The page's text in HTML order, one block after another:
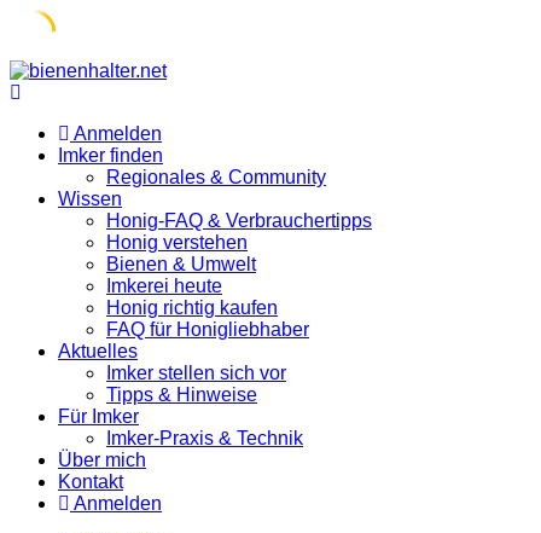
Skip
to
Anmelden
Imker finden
Regionales & Community
Wissen
Honig-FAQ & Verbrauchertipps
Honig verstehen
Bienen & Umwelt
Imkerei heute
Honig richtig kaufen
FAQ für Honigliebhaber
Aktuelles
Imker stellen sich vor
Tipps & Hinweise
Für Imker
Imker-Praxis & Technik
Über mich
Kontakt
Anmelden